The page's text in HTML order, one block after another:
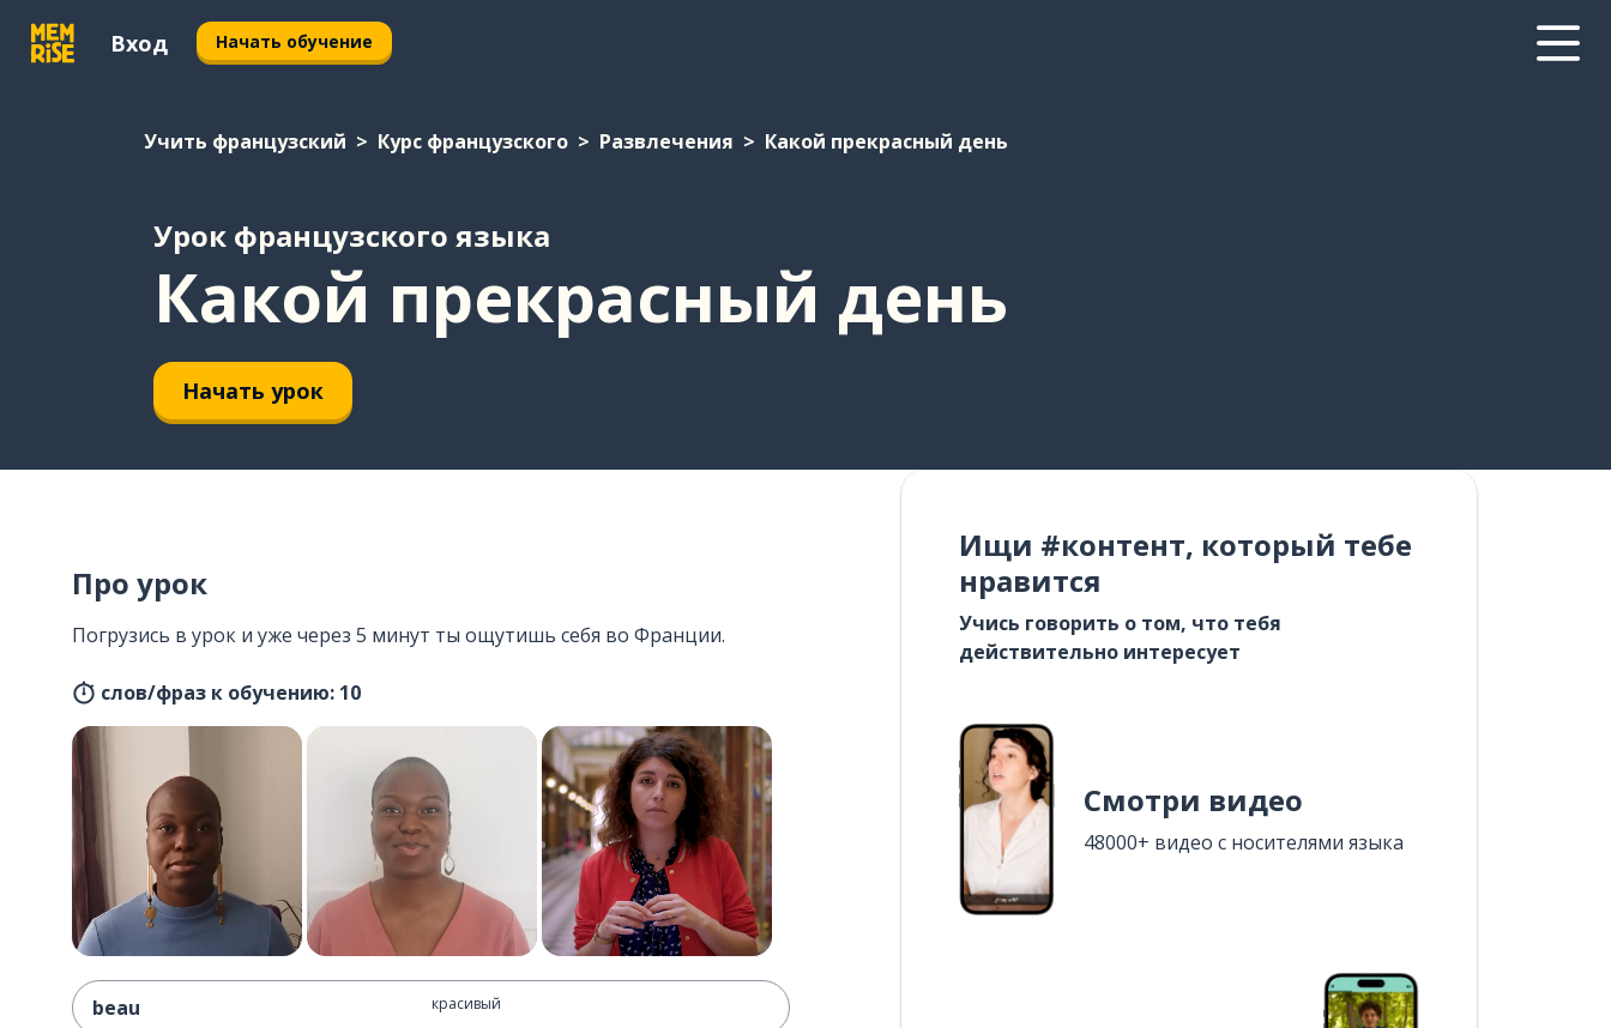
Вход Начать обучение
Учить французский Курс французского Развлечения Какой прекрасный день
Урок французского языка
Какой прекрасный день
Начать урок
Про урок
Погрузись в урок и уже через 5 минут ты ощутишь себя во Франции.
слов/фраз к обучению: 10
beau красивый
Ищи #контент, который тебе
нравится
Учись говорить о том, что тебя
действительно интересует
Смотри видео
48000+ видео с носителями языка